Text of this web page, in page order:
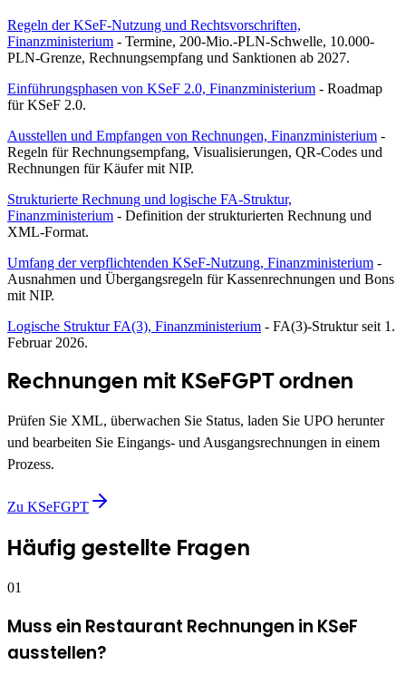
Regeln der KSeF-Nutzung und Rechtsvorschriften,
Finanzministerium - Termine, 200-Mio.-PLN-Schwelle, 10.000-
PLN-Grenze, Rechnungsempfang und Sanktionen ab 2027.
Einführungsphasen von KSeF 2.0, Finanzministerium - Roadmap
für KSeF 2.0.
Ausstellen und Empfangen von Rechnungen, Finanzministerium -
Regeln für Rechnungsempfang, Visualisierungen, QR-Codes und
Rechnungen für Käufer mit NIP.
Strukturierte Rechnung und logische FA-Struktur,
Finanzministerium - Definition der strukturierten Rechnung und
XML-Format.
Umfang der verpflichtenden KSeF-Nutzung, Finanzministerium -
Ausnahmen und Übergangsregeln für Kassenrechnungen und Bons
mit NIP.
Logische Struktur FA(3), Finanzministerium - FA(3)-Struktur seit 1.
Februar 2026.
Rechnungen mit KSeFGPT ordnen
Prüfen Sie XML, überwachen Sie Status, laden Sie UPO herunter
und bearbeiten Sie Eingangs- und Ausgangsrechnungen in einem
Prozess.
Zu KSeFGPT
Häufig gestellte Fragen
01
Muss ein Restaurant Rechnungen in KSeF
ausstellen?